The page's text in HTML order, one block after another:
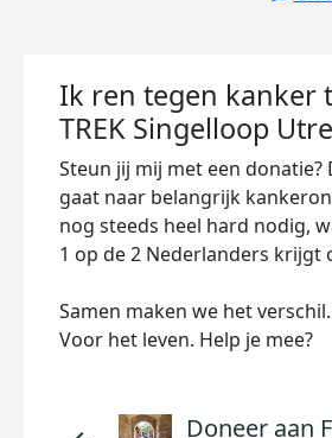
Ik ren tegen kanker
TREK Singelloop
Steun jij mij met een donatie?
gaat naar belangrijk
nog steeds heel hard nodig,
1 op de 2 Nederlanders krijgt
Samen maken we het
Voor het leven. Help je mee?
Doneer aan